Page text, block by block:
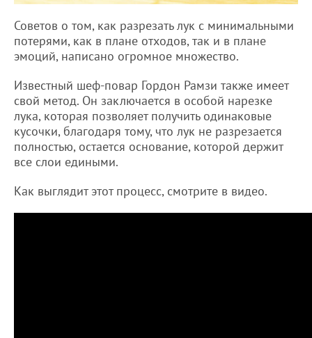
Советов о том, как разрезать лук с минимальными
потерями, как в плане отходов, так и в плане
эмоций, написано огромное множество.
Известный шеф-повар Гордон Рамзи также имеет
свой метод. Он заключается в особой нарезке
лука, которая позволяет получить одинаковые
кусочки, благодаря тому, что лук не разрезается
полностью, остается основание, которой держит
все слои едиными.
Как выглядит этот процесс, смотрите в видео.